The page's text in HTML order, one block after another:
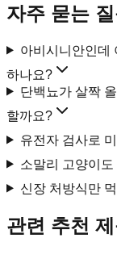
자주 묻는
아비시니안인데
하나요?
단백뇨가 살짝
할까요?
유전자 검사로
소말리 고양이
신장 처방식만
관련 추천